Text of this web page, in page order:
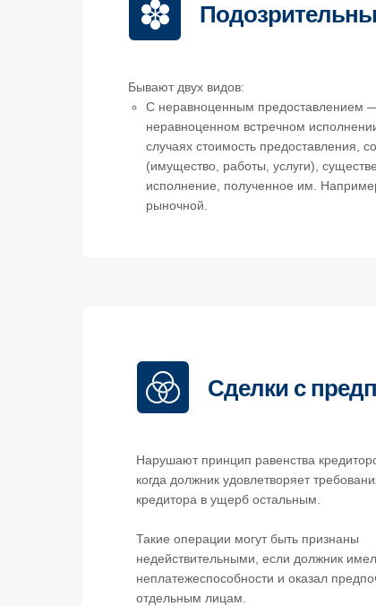
Бывают двух видов:
С неравноценным предоставлением
неравноценном встречном
случаях стоимость предоставления,
(имущество, работы, услуги),
исполнение, полученное им.
рыночной.
Нарушают принцип равенства
когда должник удовлетворяет
кредитора в ущерб остальным.
Такие операции могут быть признаны
недействительными, если должник
неплатежеспособности и оказал
отдельным лицам.
Сделки с